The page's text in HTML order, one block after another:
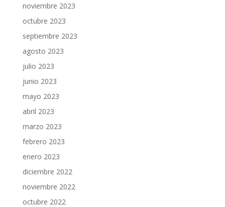
noviembre 2023
octubre 2023
septiembre 2023
agosto 2023
julio 2023
junio 2023
mayo 2023
abril 2023
marzo 2023
febrero 2023
enero 2023
diciembre 2022
noviembre 2022
octubre 2022